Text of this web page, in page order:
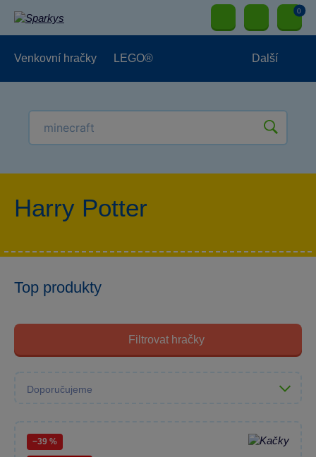
0
Venkovní hračky LEGO® Další
Harry Potter
Top produkty
Filtrovat hračky
−39 %